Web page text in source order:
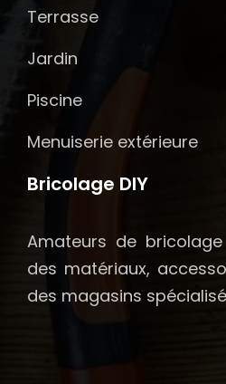
Terrasse
Jardin
Piscine
Menuiserie extérieure
Bricolage DIY
Amateurs de bricolage
des matériaux,
des magasins